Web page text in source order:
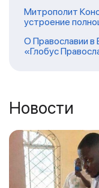
Митрополит
устроение
О Православии в
«Глобус
Новости